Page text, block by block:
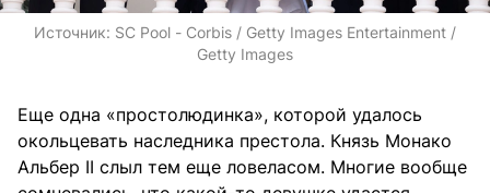
Источник: SC Pool - Corbis / Getty Images Entertainment /
Getty Images
Еще одна «простолюдинка», которой удалось
окольцевать наследника престола. Князь Монако
Альбер II слыл тем еще ловеласом. Многие вообще